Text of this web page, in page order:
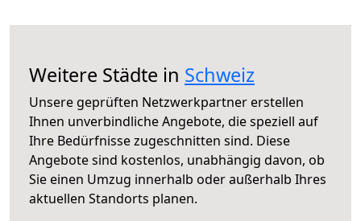
Weitere Städte in Schweiz
Unsere geprüften Netzwerkpartner erstellen
Ihnen unverbindliche Angebote, die speziell auf
Ihre Bedürfnisse zugeschnitten sind. Diese
Angebote sind kostenlos, unabhängig davon, ob
Sie einen Umzug innerhalb oder außerhalb Ihres
aktuellen Standorts planen.